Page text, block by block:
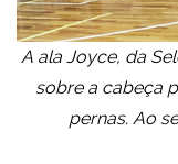
A ala Joyce, da
sobre a cabeça
pernas. Ao